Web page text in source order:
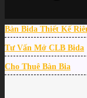
Trang
TIN
Bàn bida
Bàn Bida Thiết Kế
Tư Vấn Mở CLB Bida
Cho Thuê Bàn Bia